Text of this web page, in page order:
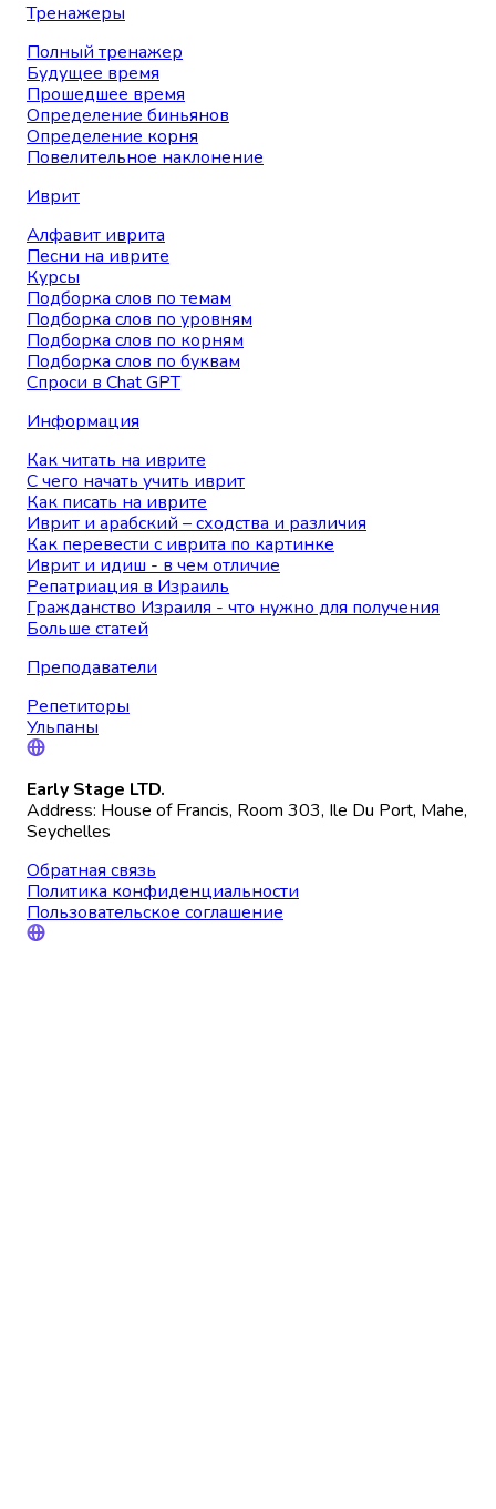
Тренажеры
Полный тренажер
Будущее время
Прошедшее время
Определение биньянов
Определение корня
Повелительное наклонение
Иврит
Алфавит иврита
Песни на иврите
Курсы
Подборка слов по темам
Подборка слов по уровням
Подборка слов по корням
Подборка слов по буквам
Спроси в Chat GPT
Информация
Как читать на иврите
С чего начать учить иврит
Как писать на иврите
Иврит и арабский – сходства и различия
Как перевести с иврита по картинке
Иврит и идиш - в чем отличие
Репатриация в Израиль
Гражданство Израиля - что нужно для получения
Больше статей
Преподаватели
Репетиторы
Ульпаны
Early Stage LTD.
Address: House of Francis, Room 303, Ile Du Port, Mahe,
Seychelles
Обратная связь
Политика конфиденциальности
Пользовательское соглашение